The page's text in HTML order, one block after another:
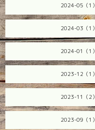
2024-05（1）
2024-03（1）
2024-01（1）
2023-12（1）
2023-11（2）
2023-09（1）